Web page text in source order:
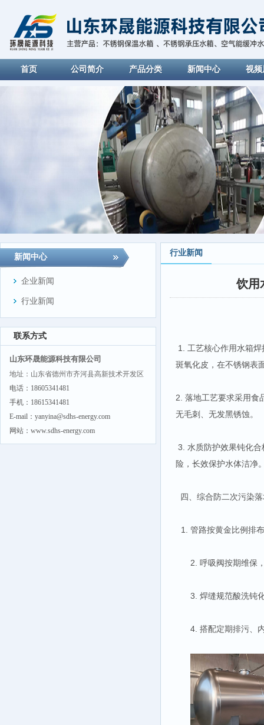
首页 公司简介 产品分类 新闻中心 视频
新闻中心
企业新闻
行业新闻
联系方式
山东环晟能源科技有限公司
地址：山东省德州市齐河县高新技术开发区
电话：18605341481
手机：18615341481
E-mail：yanyina@sdhs-energy.com
网站：www.sdhs-energy.com
行业新闻
饮用
1. 工艺核心作用水箱
斑氧化皮，在不锈钢表
2. 落地工艺要求采用食
无毛刺、无发黑锈蚀。
3. 水质防护效果钝化
险，长效保护水体洁净
四、综合防二次污染
管路按黄金比例排
2. 呼吸阀按期维保
3. 焊缝规范酸洗钝
4. 搭配定期排污、